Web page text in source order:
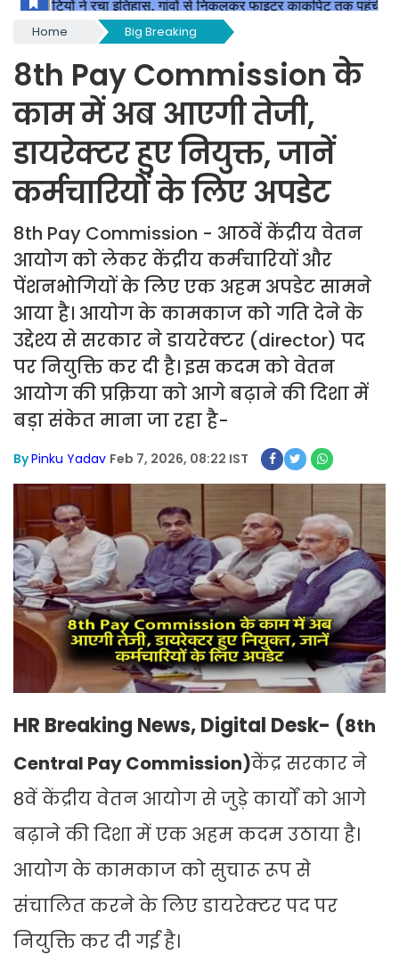
Home Big Breaking
8th Pay Commission के
काम में अब आएगी तेजी,
डायरेक्टर हुए नियुक्त, जानें
कर्मचारियों के लिए अपडेट
8th Pay Commission - आठवें केंद्रीय वेतन
आयोग को लेकर केंद्रीय कर्मचारियों और
पेंशनभोगियों के लिए एक अहम अपडेट सामने
आया है। आयोग के कामकाज को गति देने के
उद्देश्य से सरकार ने डायरेक्टर (director) पद
पर नियुक्ति कर दी है। इस कदम को वेतन
आयोग की प्रक्रिया को आगे बढ़ाने की दिशा में
बड़ा संकेत माना जा रहा है-
ByPinku Yadav Feb 7, 2026, 08:22 IST
HR Breaking News, Digital Desk- (8th
Central Pay Commission)केंद्र सरकार ने
8वें केंद्रीय वेतन आयोग से जुड़े कार्यों को आगे
बढ़ाने की दिशा में एक अहम कदम उठाया है।
आयोग के कामकाज को सुचारू रूप से
संचालित करने के लिए डायरेक्टर पद पर
नियुक्ति कर दी गई है।